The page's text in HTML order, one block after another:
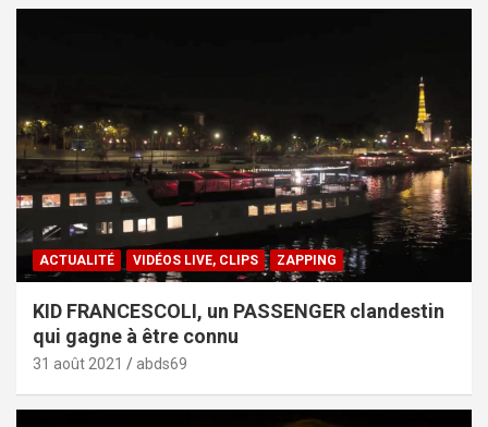
ACTUALITÉ VIDÉOS LIVE, CLIPS ZAPPING
KID FRANCESCOLI, un PASSENGER clandestin
qui gagne à être connu
31 août 2021 abds69